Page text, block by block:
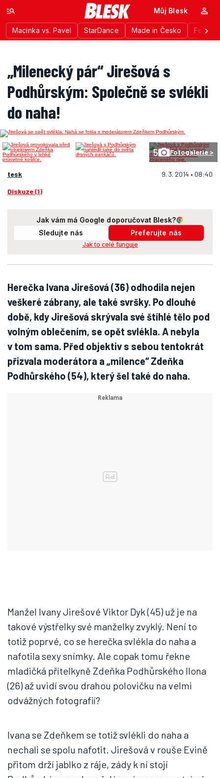
Macinka vs. Pavel StarDance Made in Česko
Můj Blesk
„Milenecký pár“ Jirešová s
Podhůrským: Společně se svlékli
do naha!
5 Fotogalerie >
tesk 9. 3. 2014 • 08:40
Diskuze (1)
Jak vám má Google doporučovat Blesk?
Sledujte nás
Preferujte nás
Jak to celé funguje
Herečka Ivana Jirešová (36) odhodila nejen
veškeré zábrany, ale také svršky. Po dlouhé
době, kdy Jirešová skrývala své štíhlé tělo pod
volným oblečením, se opět svlékla. A nebyla
v tom sama. Před objektiv s sebou tentokrát
přizvala moderátora a „milence“ Zdeňka
Podhůrského (54), který šel také do naha.
Manžel Ivany Jirešové Viktor Dyk (45) už je na
takové výstřelky své manželky zvyklý. Není to
totiž poprvé, co se herečka svlékla do naha a
nafotila sexy snímky. Ale copak tomu řekne
mladičká přítelkyně Zdeňka Podhůrského Ilona
(26) až uvidí svou drahou polovičku na velmi
odvážných fotografií?
Ivana se Zdeňkem se totiž svlékli do naha a
nechali se spolu nafotit. Jirešová v rouše Evině
přitom drží jablko z ráje, zády k ní stojí